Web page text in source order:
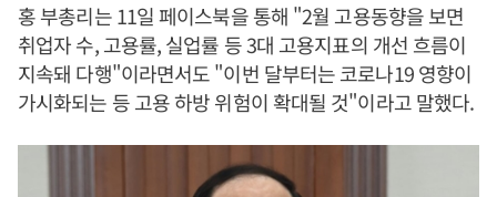
홍 부총리는 11일 페이스북을 통해 "2월 고용동향을 보면
취업자 수, 고용률, 실업률 등 3대 고용지표의 개선 흐름이
지속돼 다행"이라면서도 "이번 달부터는 코로나19 영향이
가시화되는 등 고용 하방 위험이 확대될 것"이라고 말했다.